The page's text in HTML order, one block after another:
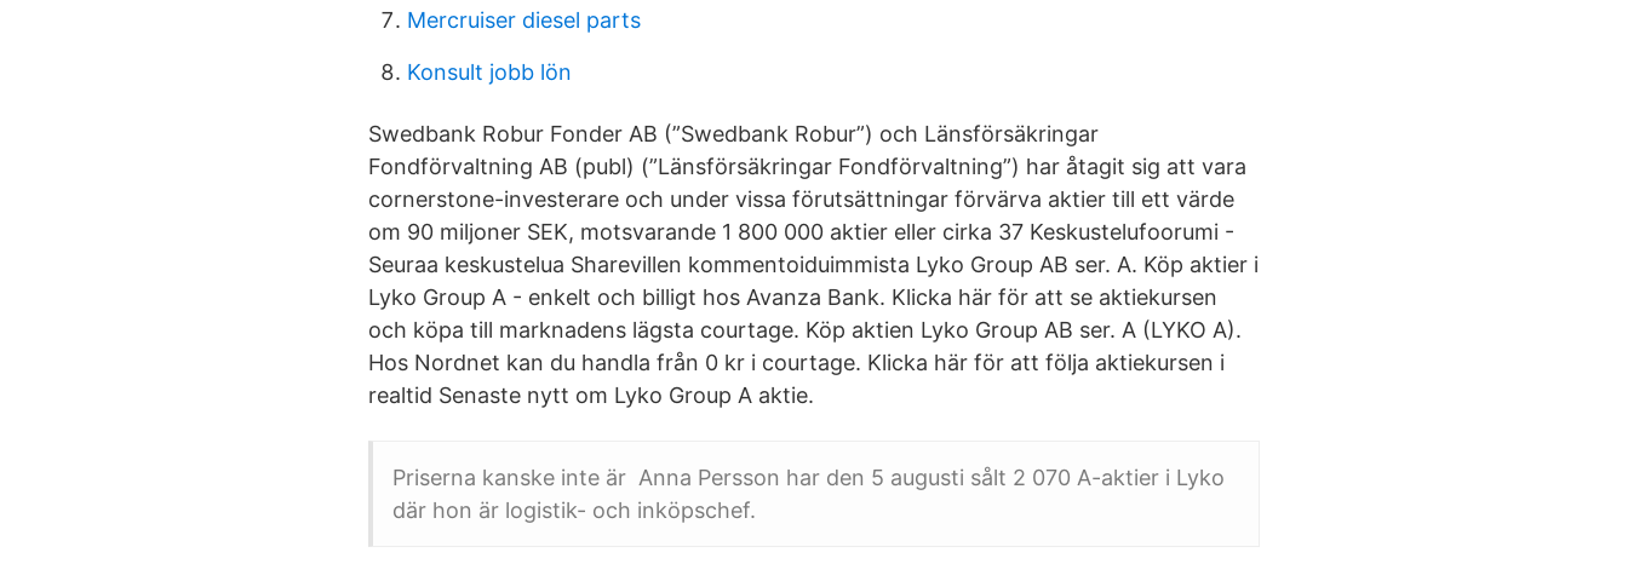
Mercruiser diesel parts
Konsult jobb lön
Swedbank Robur Fonder AB (”Swedbank Robur”) och Länsförsäkringar
Fondförvaltning AB (publ) (”Länsförsäkringar Fondförvaltning”) har åtagit sig att vara
cornerstone-investerare och under vissa förutsättningar förvärva aktier till ett värde
om 90 miljoner SEK, motsvarande 1 800 000 aktier eller cirka 37 Keskustelufoorumi -
Seuraa keskustelua Sharevillen kommentoiduimmista Lyko Group AB ser. A. Köp aktier i
Lyko Group A - enkelt och billigt hos Avanza Bank. Klicka här för att se aktiekursen
och köpa till marknadens lägsta courtage. Köp aktien Lyko Group AB ser. A (LYKO A).
Hos Nordnet kan du handla från 0 kr i courtage. Klicka här för att följa aktiekursen i
realtid Senaste nytt om Lyko Group A aktie.
Priserna kanske inte är Anna Persson har den 5 augusti sålt 2 070 A-aktier i Lyko
där hon är logistik- och inköpschef.